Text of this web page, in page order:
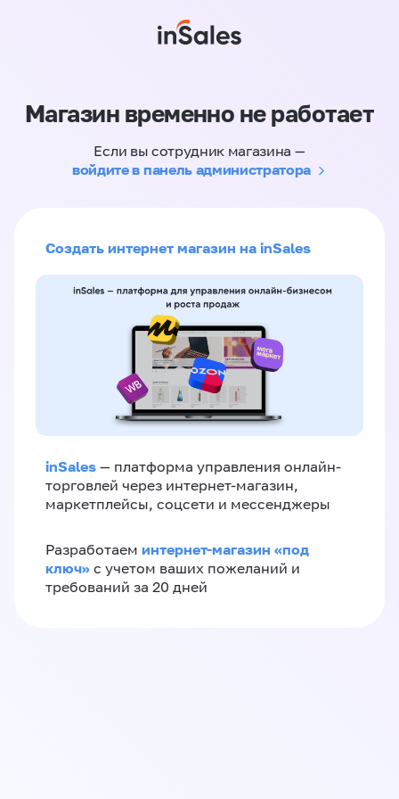
Магазин временно не работает
Если вы сотрудник магазина —
войдите в панель администратора
Создать интернет магазин на inSales
inSales — платформа управления онлайн-
торговлей через интернет-магазин,
маркетплейсы, соцсети и мессенджеры
Разработаем интернет-магазин «‎под
ключ»‎ с учетом ваших пожеланий и
требований за 20 дней